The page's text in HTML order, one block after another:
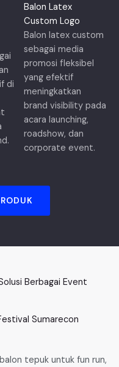
di
Balon Latex
Custom Logo
Balon latex custom
sebagai media
promosi fleksibel
yang efektif
meningkatkan
brand visibility pada
acara launching,
roadshow, dan
corporate event.
Berbagai Event
tepuk untuk fun run,